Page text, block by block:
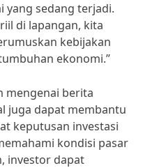
yang sedang terjadi.
di lapangan, kita
kebijakan
ekonomi.”
mengenai berita
juga dapat membantu
keputusan investasi
kondisi pasar
investor dapat